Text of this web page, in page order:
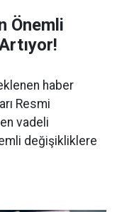
Önemli
haber
Resmi
vadeli
değişikliklere